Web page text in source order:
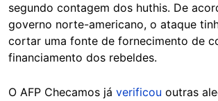
segundo contagem dos huthis. De
governo norte-americano, o ataque
cortar uma fonte de fornecimento de
financiamento dos rebeldes.
O AFP Checamos já verificou outras